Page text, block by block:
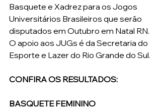
Basquete e Xadrez para os Jogos
Universitários Brasileiros que serão
disputados em Outubro em Natal RN.
O apoio aos JUGs é da Secretaria do
Esporte e Lazer do Rio Grande do Sul.
CONFIRA OS RESULTADOS:
BASQUETE FEMININO